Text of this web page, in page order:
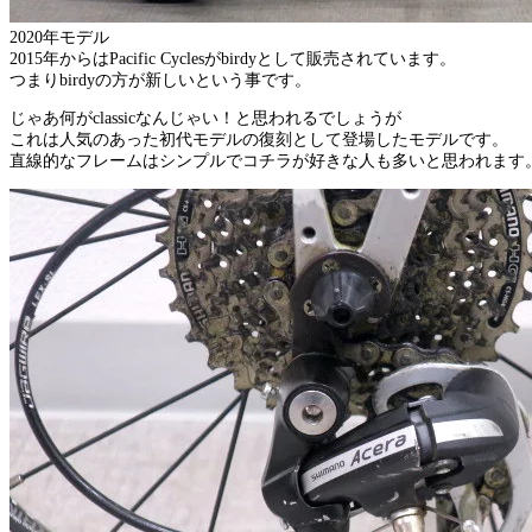
2020年モデル
2015年からはPacific Cyclesがbirdyとして販売されています。
つまりbirdyの方が新しいという事です。
じゃあ何がclassicなんじゃい！と思われるでしょうが
これは人気のあった初代モデルの復刻として登場したモデルです。
直線的なフレームはシンプルでコチラが好きな人も多いと思われます